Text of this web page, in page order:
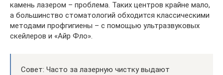
камень лазером – проблема. Таких центров крайне мало,
а большинство стоматологий обходится классическими
методами профгигиены – с помощью ультразвуковых
скейлеров и «Айр Фло».
Совет: Часто за лазерную чистку выдают